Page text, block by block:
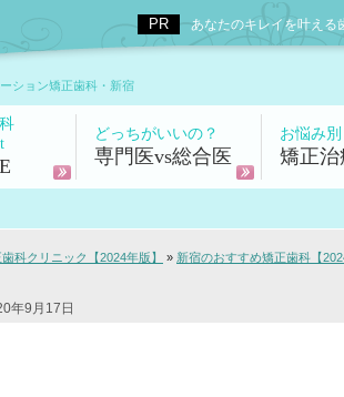
あなたのキレイを叶え
ション矯正歯科・新宿
どっちがいいの？
専門医vs総合医
お悩み別
矯正治
科クリニック【2024年版】 » 新宿のおすすめ矯正歯科【
年9月17日